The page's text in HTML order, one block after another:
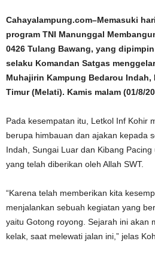
Cahayalampung.com–Memasuki
program TNI Manunggal
0426 Tulang Bawang, yang
selaku Komandan Satgas
Muhajirin Kampung Bedarou Indah,
Timur (Melati). Kamis malam (01/8/
Pada kesempatan itu, Letkol Inf Kohir
berupa himbauan dan ajakan kepada
Indah, Sungai Luar dan Kibang
yang telah diberikan oleh Allah SWT.
“Karena telah memberikan kita
menjalankan sebuah kegiatan yang
yaitu Gotong royong. Sejarah ini akan
kelak, saat melewati jalan ini,” jelas